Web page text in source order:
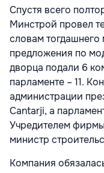
Спустя всего
Минстрой провел
словам
предложения по
дворца подали 6
парламенте – 11.
администрации
Cantarji, а
Учредителем
министр
Компания